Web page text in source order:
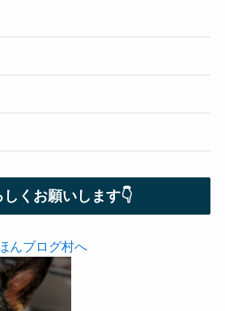
くお願いします👇